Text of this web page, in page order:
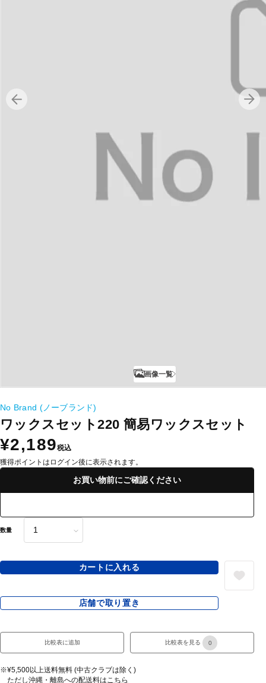
画像一覧
No Brand (ノーブランド)
ワックスセット220 簡易ワックスセット
¥2,189税込
獲得ポイントはログイン後に表示されます。
お買い物前にご確認ください
数量
カートに入れる
店舗で取り置き
比較表に追加 比較表を見る 0
※¥5,500以上送料無料 (中古クラブは除く)
ただし沖縄・離島への配送料はこちら